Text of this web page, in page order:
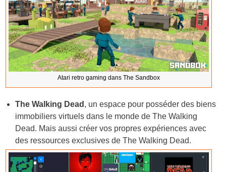
Atari retro gaming dans The Sandbox
The Walking Dead , un espace pour posséder des biens
immobiliers virtuels dans le monde de The Walking
Dead. Mais aussi créer vos propres expériences avec
des ressources exclusives de The Walking Dead.